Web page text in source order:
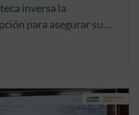
inversa la
para asegurar su
preocupaciones
hacia el